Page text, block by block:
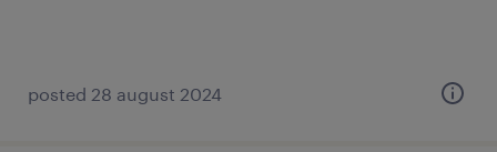
posted 28 august 2024